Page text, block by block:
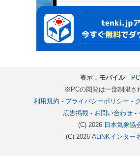
表示： モバイル｜ PC
※PCの閲覧は一部制限さ
利用規約 - プライバシーポリシー -
広告掲載- お問い合わせ-
(C) 2026 日本気象協
(C) 2026 ALiNKインター